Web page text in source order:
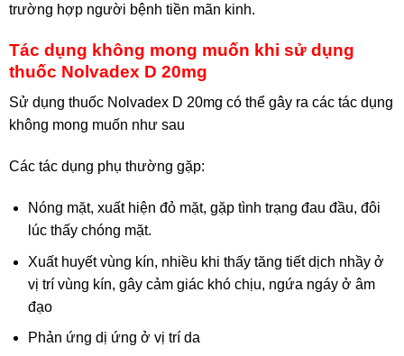
trường hợp người bệnh tiền mãn kinh.
Tác dụng không mong muốn khi sử dụng
thuốc Nolvadex D 20mg
Sử dụng thuốc Nolvadex D 20mg có thể gây ra các tác dụng
không mong muốn như sau
Các tác dụng phụ thường gặp:
Nóng mặt, xuất hiện đỏ mặt, gặp tình trạng đau đầu, đôi
lúc thấy chóng mặt.
Xuất huyết vùng kín, nhiều khi thấy tăng tiết dịch nhầy ở
vị trí vùng kín, gây cảm giác khó chịu, ngứa ngáy ở âm
đạo
Phản ứng dị ứng ở vị trí da